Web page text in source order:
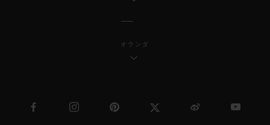
オランダ